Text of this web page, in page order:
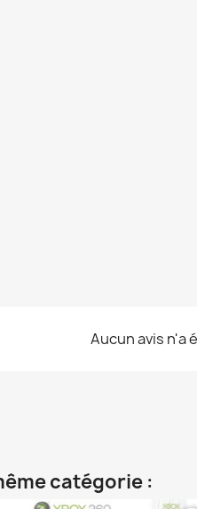
Aucun avis n'a
catégorie :